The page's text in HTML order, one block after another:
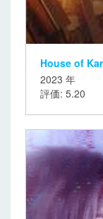
House of
2023 年
評価: 5.20